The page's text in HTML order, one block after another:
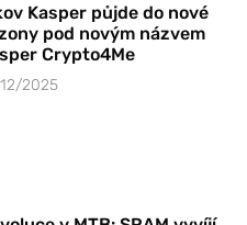
Kasper půjde do nové
pod novým názvem
Crypto4Me
2025